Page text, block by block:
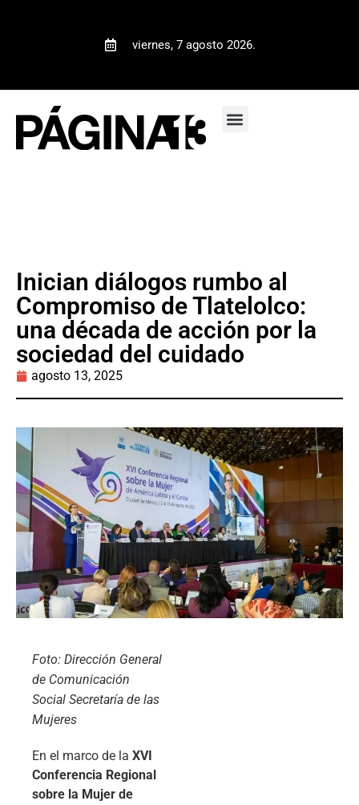
viernes, 7 agosto 2026.
Inician diálogos rumbo al
Compromiso de Tlatelolco:
una década de acción por la
sociedad del cuidado
agosto 13, 2025
Foto: Dirección General
de Comunicación
Social Secretaría de las
Mujeres
En el marco de la XVI
Conferencia Regional
sobre la Mujer de